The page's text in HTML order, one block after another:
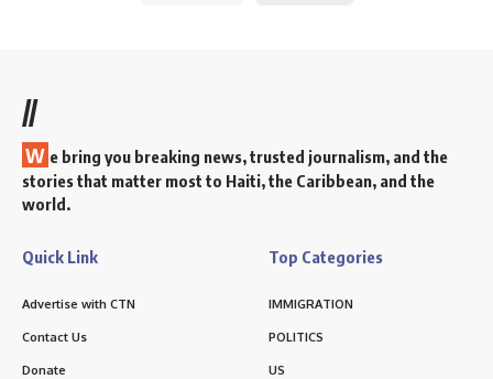
//
W e bring you breaking news, trusted journalism, and the
stories that matter most to Haiti, the Caribbean, and the
world.
Quick Link
Advertise with CTN
Contact Us
Donate
Top Categories
IMMIGRATION
POLITICS
US